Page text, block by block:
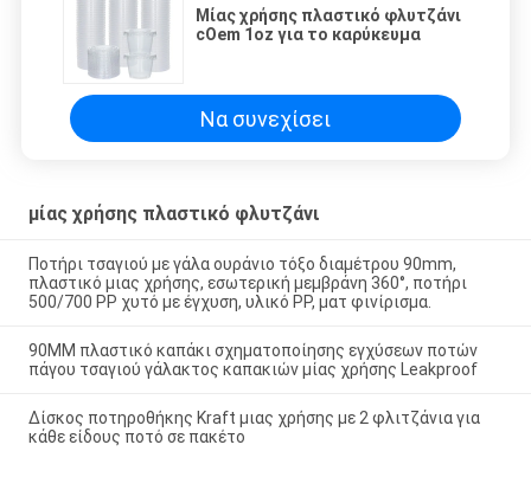
Μίας χρήσης πλαστικό φλυτζάνι
cOem 1oz για το καρύκευμα
Να συνεχίσει
μίας χρήσης πλαστικό φλυτζάνι
Ποτήρι τσαγιού με γάλα ουράνιο τόξο διαμέτρου 90mm,
πλαστικό μιας χρήσης, εσωτερική μεμβράνη 360°, ποτήρι
500/700 PP χυτό με έγχυση, υλικό PP, ματ φινίρισμα.
90MM πλαστικό καπάκι σχηματοποίησης εγχύσεων ποτών
πάγου τσαγιού γάλακτος καπακιών μίας χρήσης Leakproof
Δίσκος ποτηροθήκης Kraft μιας χρήσης με 2 φλιτζάνια για
κάθε είδους ποτό σε πακέτο